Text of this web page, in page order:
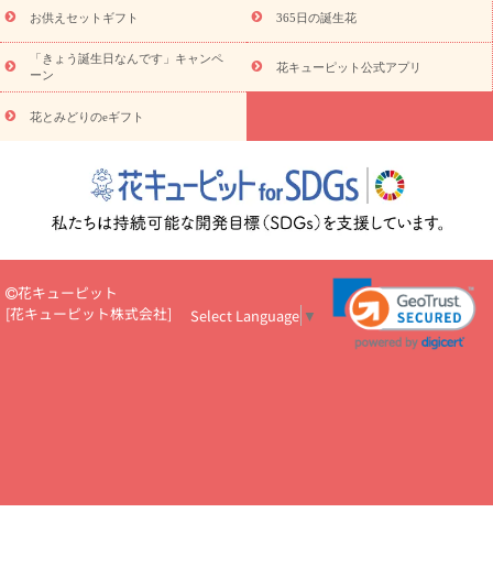
ド
お花の種類 トルコキキョウ
お祝い お祝い・3000円～ お祝い・4000円～
お祝い・
5000円～
お祝い・7000円～ お祝い・ 10000円～
お供え・お
悔やみ
円～
お供え・お悔やみ・
読み物
いのマナー
定年退職祝いのマナー
お祝いを贈るときのマナー・
花キューピットのお祝いコラム一覧
誕生日のお花を「色
彩心理学」で選ぶ方法
結婚祝いの予算相場
出産祝いお役立ち情
ール
新築引っ越し祝いコラム お祝い花のマナー総まとめ
職
場上司や先輩へ贈るお祝い花の正解は？
開店祝いの花 選び方ガイ
あり)
花キューピット×専門家
CO2排出量削減 / SDGsを考える
お供えセットギフト 365日の誕生花
「きょう誕生日なんです」キャンペ
ーン
花キューピット公式アプリ
花とみどりのeギフト
花キューピット
[花キューピット株式会社] Select Language ▼